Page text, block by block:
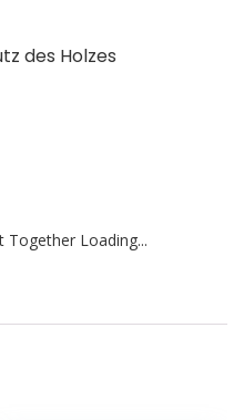
des Holzes
Together Loading...